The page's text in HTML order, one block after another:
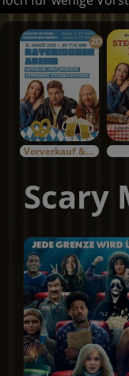
2D
Vorverkauf & Specials
Scary